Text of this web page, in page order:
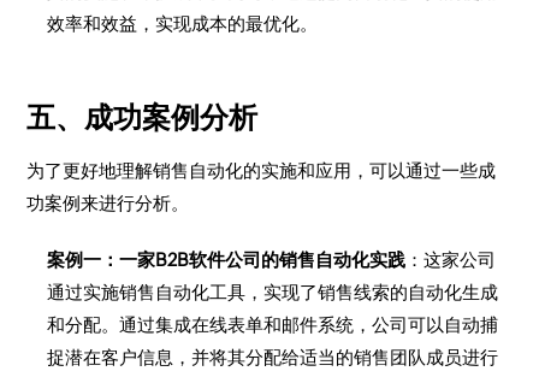
效率和效益，实现成本的最优化。
五、成功案例分析
为了更好地理解销售自动化的实施和应用，可以通过一些成
功案例来进行分析。
案例一：一家B2B软件公司的销售自动化实践 ：这家公司
通过实施销售自动化工具，实现了销售线索的自动化生成
和分配。通过集成在线表单和邮件系统，公司可以自动捕
捉潜在客户信息，并将其分配给适当的销售团队成员进行